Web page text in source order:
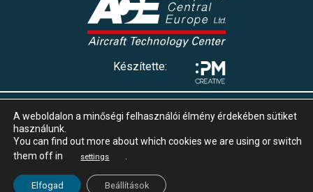
Készítette:
Impresszum
Süti beállítások
© 2025 Aeroplex
A weboldalon a minőségi felhasználói élmény érdekében sütiket
használunk.
You can find out more about which cookies we are using or switch
them off in
settings
Elfogad Beállítások